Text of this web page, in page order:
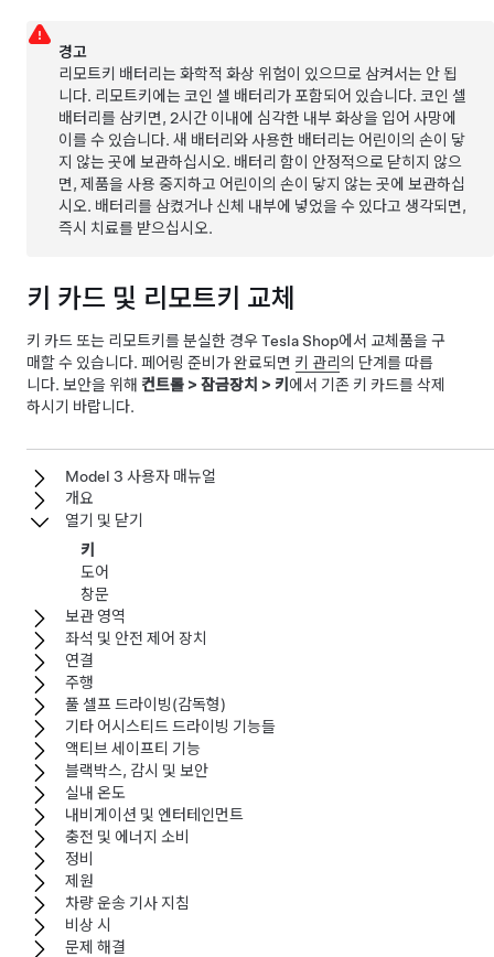
경고
리모트키 배터리는 화학적 화상 위험이 있으므로 삼켜서는 안 됩
니다. 리모트키에는 코인 셀 배터리가 포함되어 있습니다. 코인 셀
배터리를 삼키면, 2시간 이내에 심각한 내부 화상을 입어 사망에
이를 수 있습니다. 새 배터리와 사용한 배터리는 어린이의 손이 닿
지 않는 곳에 보관하십시오. 배터리 함이 안정적으로 닫히지 않으
면, 제품을 사용 중지하고 어린이의 손이 닿지 않는 곳에 보관하십
시오. 배터리를 삼켰거나 신체 내부에 넣었을 수 있다고 생각되면,
즉시 치료를 받으십시오.
키 카드 및 리모트키 교체
키 카드 또는 리모트키를 분실한 경우Tesla Shop에서 교체품을 구
매할 수 있습니다. 페어링 준비가 완료되면 키 관리 의 단계를 따릅
니다. 보안을 위해 컨트롤 > 잠금장치 > 키 에서 기존 키 카드를 삭제
하시기 바랍니다.
Model 3 사용자 매뉴얼
개요
열기 및 닫기
키
도어
창문
보관 영역
좌석 및 안전 제어 장치
연결
주행
풀 셀프 드라이빙(감독형)
기타 어시스티드 드라이빙 기능들
액티브 세이프티 기능
블랙박스, 감시 및 보안
실내 온도
내비게이션 및 엔터테인먼트
충전 및 에너지 소비
정비
제원
차량 운송 기사 지침
비상 시
문제 해결